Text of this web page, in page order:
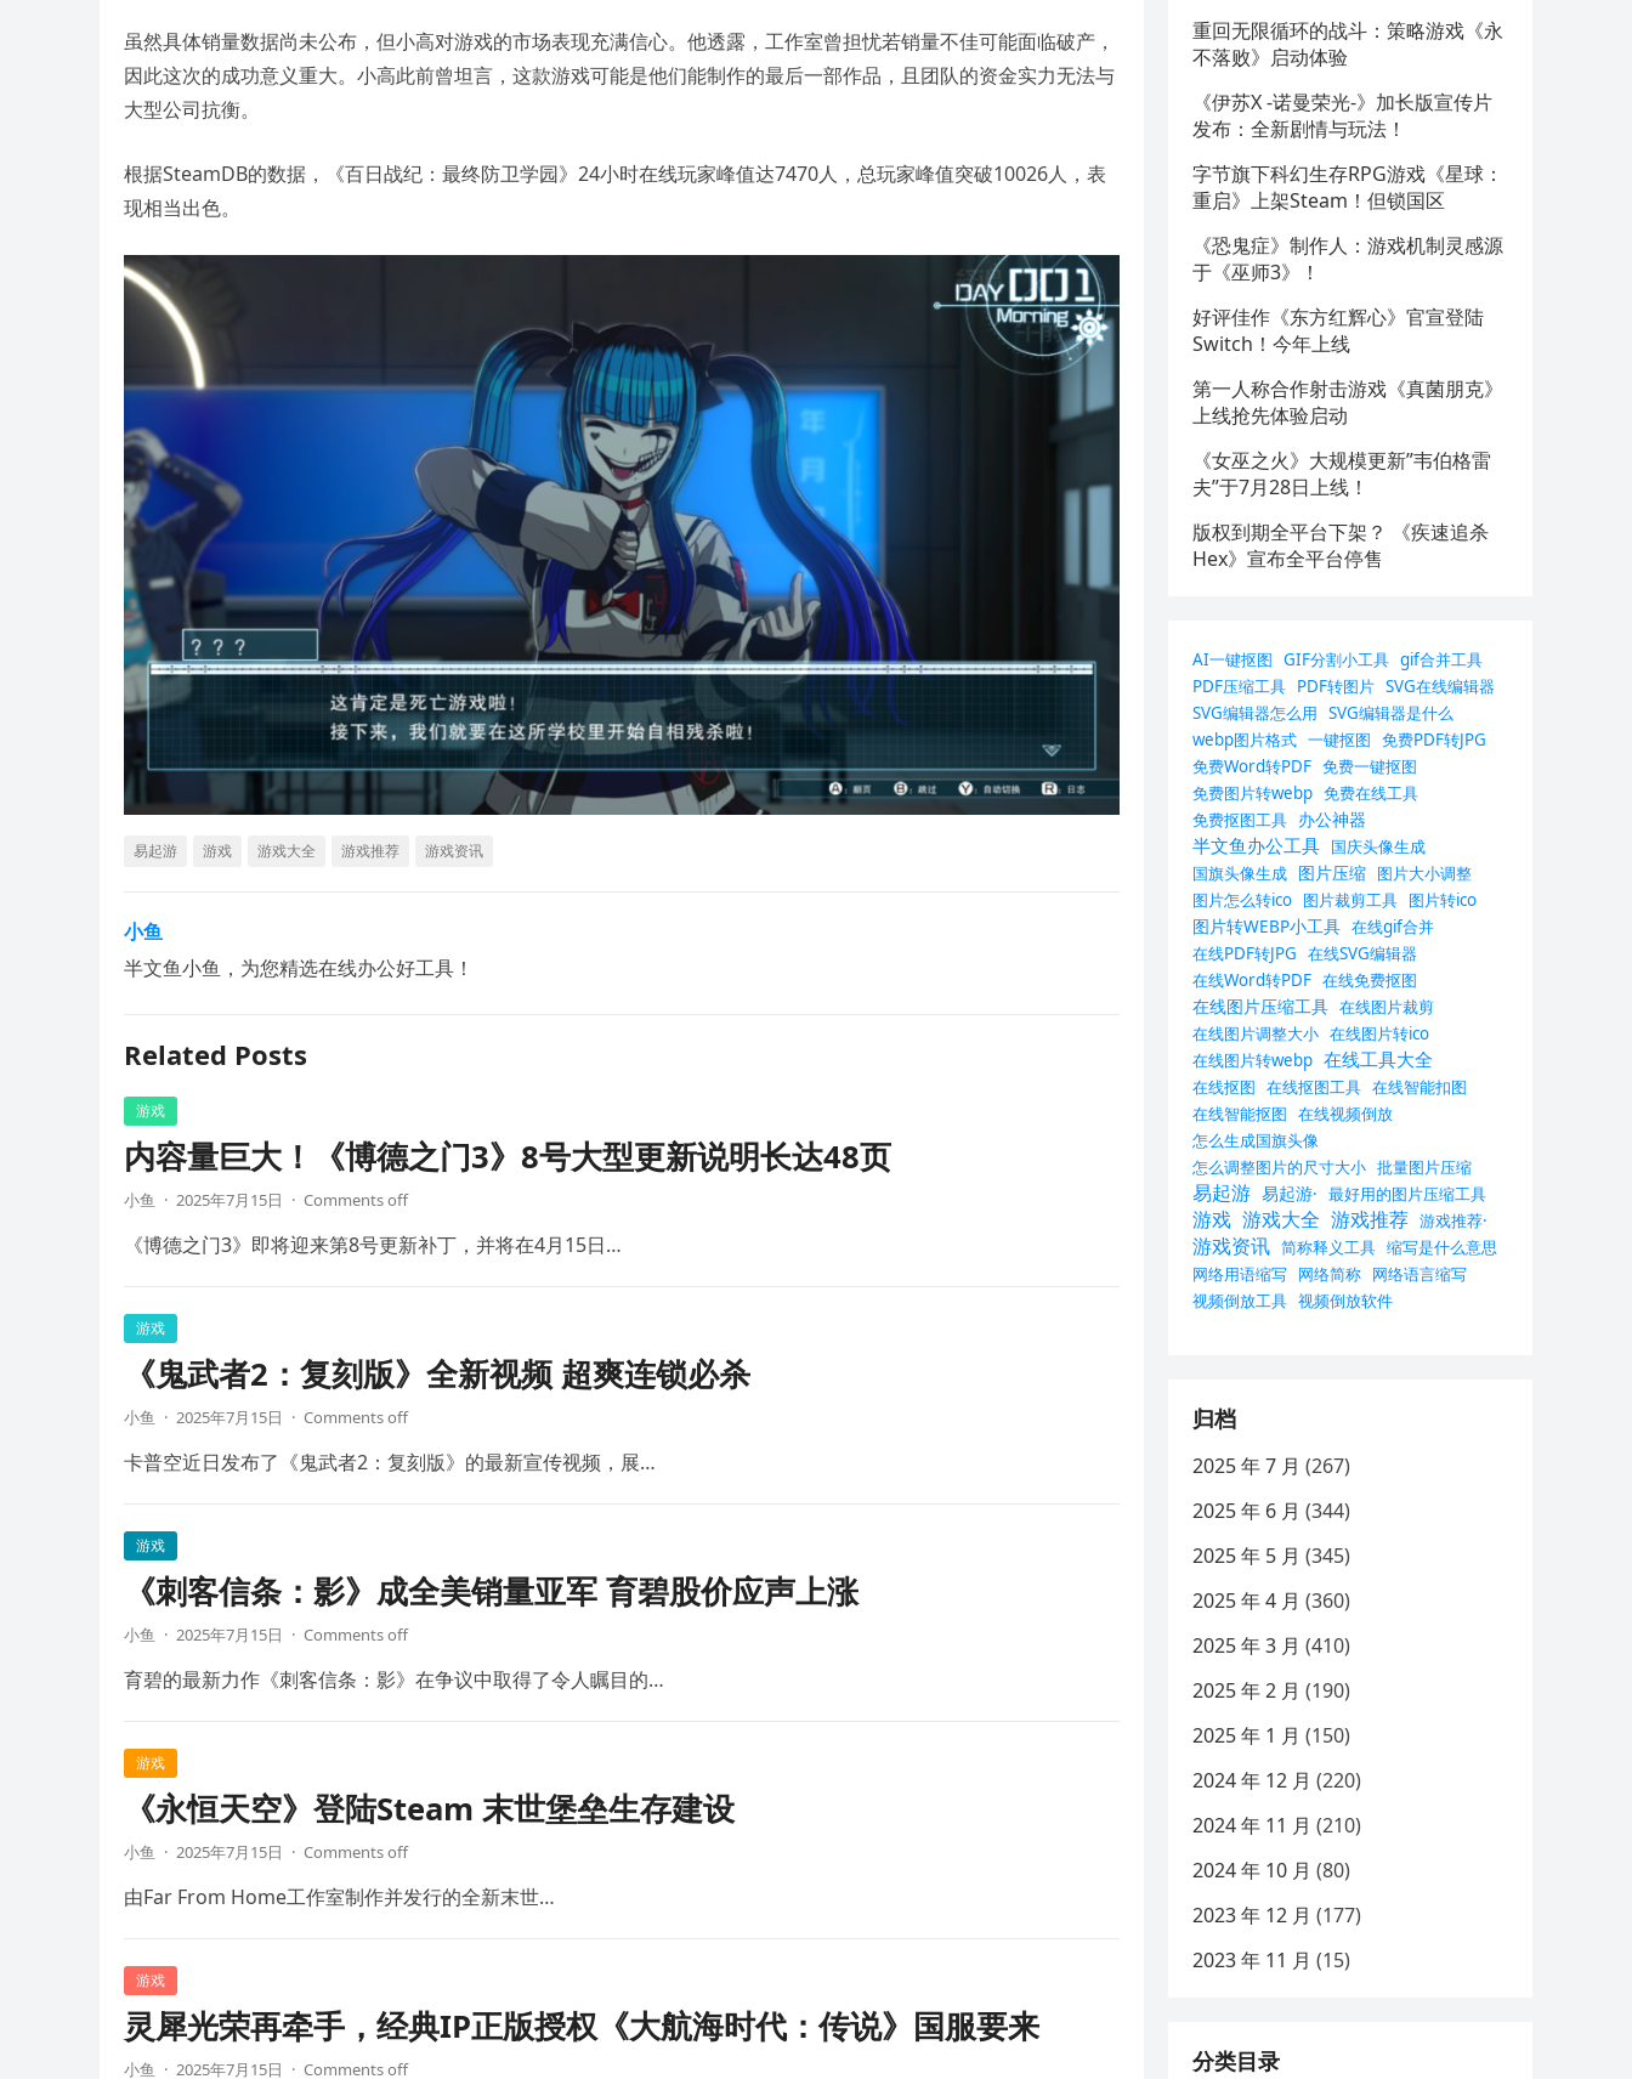
虽然具体销量数据尚未公布，但小高对游戏的市场表现充满信心。他透露，工作室曾担忧若销量不佳可能面临破产，
因此这次的成功意义重大。小高此前曾坦言，这款游戏可能是他们能制作的最后一部作品，且团队的资金实力无法与
大型公司抗衡。
根据SteamDB的数据，《百日战纪：最终防卫学园》24小时在线玩家峰值达7470人，总玩家峰值突破10026人，表
现相当出色。
易起游 游戏 游戏大全 游戏推荐 游戏资讯
小鱼
半文鱼小鱼，为您精选在线办公好工具！
Related Posts
游戏
内容量巨大！《博德之门3》8号大型更新说明长达48页
小鱼 · 2025年7月15日 · Comments off
《博德之门3》即将迎来第8号更新补丁，并将在4月15日…
游戏
《鬼武者2：复刻版》全新视频 超爽连锁必杀
小鱼 · 2025年7月15日 · Comments off
卡普空近日发布了《鬼武者2：复刻版》的最新宣传视频，展…
游戏
《刺客信条：影》成全美销量亚军 育碧股价应声上涨
小鱼 · 2025年7月15日 · Comments off
育碧的最新力作《刺客信条：影》在争议中取得了令人瞩目的…
游戏
《永恒天空》登陆Steam 末世堡垒生存建设
小鱼 · 2025年7月15日 · Comments off
由Far From Home工作室制作并发行的全新末世…
游戏
灵犀光荣再牵手，经典IP正版授权《大航海时代：传说》国服要来
小鱼 · 2025年7月15日 · Comments off
重回无限循环的战斗：策略游戏《永
不落败》启动体验
《伊苏X -诺曼荣光-》加长版宣传片
发布：全新剧情与玩法！
字节旗下科幻生存RPG游戏《星球：
重启》上架Steam！但锁国区
《恐鬼症》制作人：游戏机制灵感源
于《巫师3》！
好评佳作《东方红辉心》官宣登陆
Switch！今年上线
第一人称合作射击游戏《真菌朋克》
上线抢先体验启动
《女巫之火》大规模更新”韦伯格雷
夫”于7月28日上线！
版权到期全平台下架？ 《疾速追杀
Hex》宣布全平台停售
AI一键抠图 GIF分割小工具 gif合并工具
PDF压缩工具 PDF转图片 SVG在线编辑器
SVG编辑器怎么用 SVG编辑器是什么
webp图片格式 一键抠图 免费PDF转JPG
免费Word转PDF 免费一键抠图
免费图片转webp 免费在线工具
免费抠图工具 办公神器
半文鱼办公工具 国庆头像生成
国旗头像生成 图片压缩 图片大小调整
图片怎么转ico 图片裁剪工具 图片转ico
图片转WEBP小工具 在线gif合并
在线PDF转JPG 在线SVG编辑器
在线Word转PDF 在线免费抠图
在线图片压缩工具 在线图片裁剪
在线图片调整大小 在线图片转ico
在线图片转webp 在线工具大全
在线抠图 在线抠图工具 在线智能扣图
在线智能抠图 在线视频倒放
怎么生成国旗头像
怎么调整图片的尺寸大小 批量图片压缩
易起游 易起游· 最好用的图片压缩工具
游戏 游戏大全 游戏推荐 游戏推荐·
游戏资讯 简称释义工具 缩写是什么意思
网络用语缩写 网络简称 网络语言缩写
视频倒放工具 视频倒放软件
归档
2025 年 7 月 (267)
2025 年 6 月 (344)
2025 年 5 月 (345)
2025 年 4 月 (360)
2025 年 3 月 (410)
2025 年 2 月 (190)
2025 年 1 月 (150)
2024 年 12 月 (220)
2024 年 11 月 (210)
2024 年 10 月 (80)
2023 年 12 月 (177)
2023 年 11 月 (15)
分类目录